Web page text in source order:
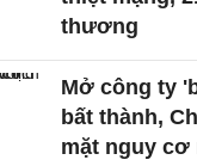
thương
Mở công ty
bất thành,
mặt nguy cơ